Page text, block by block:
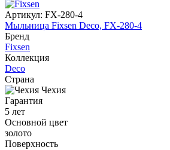
Артикул: FX-280-4
Мыльница Fixsen Deco, FX-280-4
Бренд
Fixsen
Коллекция
Deco
Страна
Чехия
Гарантия
5 лет
Основной цвет
золото
Поверхность